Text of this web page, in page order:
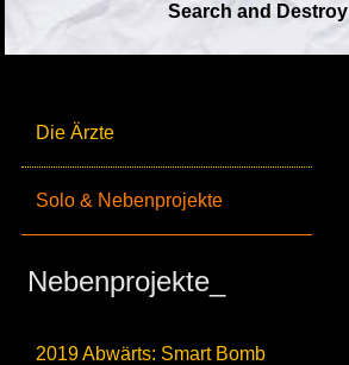
Die Ärzte
Solo & Nebenprojekte
Nebenprojekte_
2019 Abwärts: Smart Bomb
Search and Destroy